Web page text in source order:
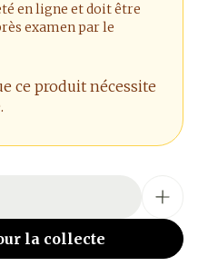
en ligne et doit être
examen par le
ce produit nécessite
la collecte